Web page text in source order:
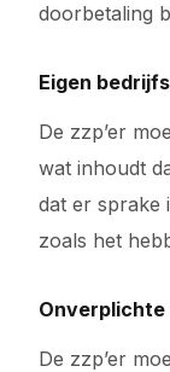
doorbetaling
Eigen
De zzp’er
wat inhoudt
dat er sprake
zoals het
De zzp’er